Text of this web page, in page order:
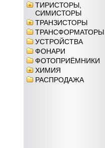
ТИРИСТОРЫ,
СИМИСТОРЫ
ТРАНЗИСТОРЫ
ТРАНСФОРМАТОРЫ
УСТРОЙСТВА
ФОНАРИ
ФОТОПРИЁМНИКИ
ХИМИЯ
РАСПРОДАЖА